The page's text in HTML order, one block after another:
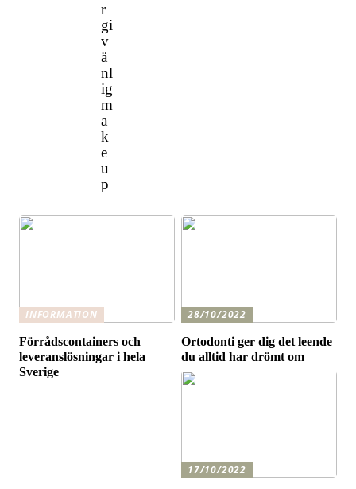
r
gi
v
ä
nl
ig
m
a
k
e
u
p
INFORMATION
Förrådscontainers och
leveranslösningar i hela
Sverige
28/10/2022
Ortodonti ger dig det leende
du alltid har drömt om
17/10/2022